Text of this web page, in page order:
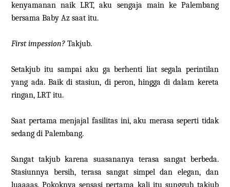
kenyamanan naik LRT, aku sengaja main ke Palembang
bersama Baby Az saat itu.
First impession? Takjub.
Setakjub itu sampai aku ga berhenti liat segala perintilan
yang ada. Baik di stasiun, di peron, hingga di dalam kereta
ringan, LRT itu.
Saat pertama menjajal fasilitas ini, aku merasa seperti tidak
sedang di Palembang.
Sangat takjub karena suasananya terasa sangat berbeda.
Stasiunnya bersih, terasa sangat simpel dan elegan, dan
luaaaas. Pokoknya sensasi pertama kali itu sungguh takjub